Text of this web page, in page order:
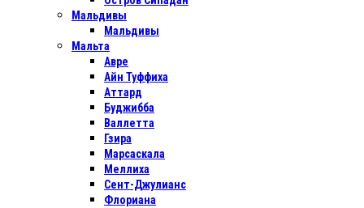
Мальдивы
Мальдивы
Мальта
Авре
Айн Туффиха
Аттард
Буджибба
Валлетта
Гзира
Марсаскала
Меллиха
Сент-Джулианс
Флориана